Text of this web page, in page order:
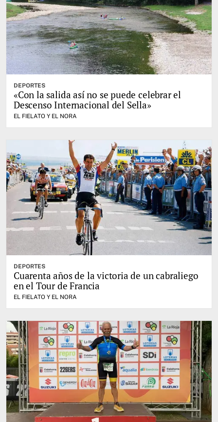
DEPORTES
«Con la salida así no se puede celebrar el
Descenso Internacional del Sella»
EL FIELATO Y EL NORA
DEPORTES
Cuarenta años de la victoria de un cabraliego
en el Tour de Francia
EL FIELATO Y EL NORA